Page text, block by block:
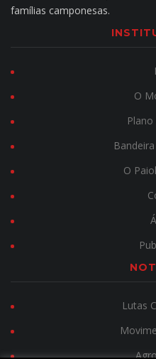
famílias camponesas.
O
O
Lutas